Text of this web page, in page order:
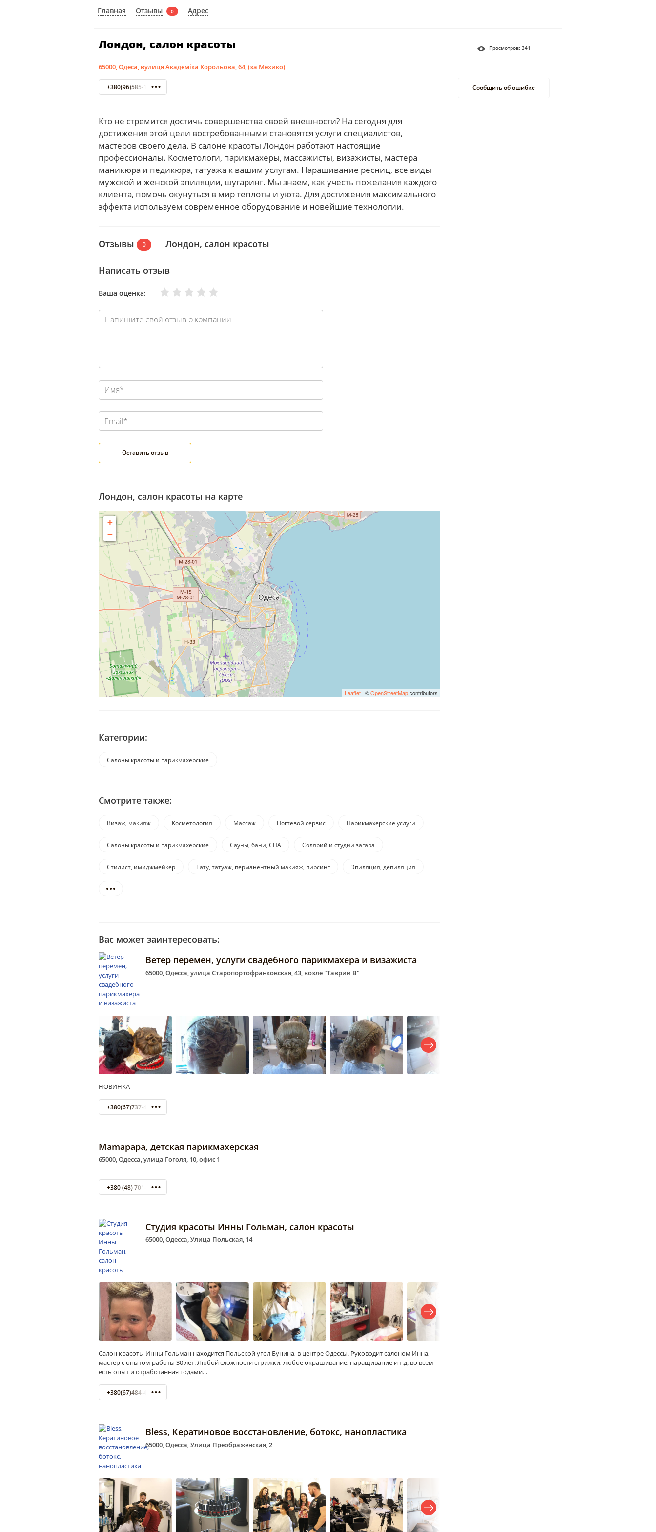
Главная Отзывы 0 Адрес
Лондон, салон красоты
65000, Одеса, вулиця Академіка Корольова, 64, (за Мехико)
+380(96)585-14-25
Кто не стремится достичь совершенства своей внешности? На сегодня для
достижения этой цели востребованными становятся услуги специалистов,
мастеров своего дела. В салоне красоты Лондон работают настоящие
профессионалы. Косметологи, парикмахеры, массажисты, визажисты, мастера
маникюра и педикюра, татуажа к вашим услугам. Наращивание ресниц, все виды
мужской и женской эпиляции, шугаринг. Мы знаем, как учесть пожелания каждого
клиента, помочь окунуться в мир теплоты и уюта. Для достижения максимального
эффекта используем современное оборудование и новейшие технологии.
Отзывы 0 Лондон, салон красоты
Написать отзыв
Ваша оценка: Отлично
Хорошо
Нормально
Плохо
Очень плохо
Лондон, салон красоты на карте
+
−
Leaflet | ©OpenStreetMapcontributors
Категории:
Салоны красоты и парикмахерские
Смотрите также:
Визаж, макияж Косметология Массаж Ногтевой сервис Парикмахерские услуги
Салоны красоты и парикмахерские Сауны, бани, СПА Солярий и студии загара
Стилист, имиджмейкер Тату, татуаж, перманентный макияж, пирсинг Эпиляция, депиляция
Вас может заинтересовать:
Ветер перемен, услуги свадебного парикмахера и визажиста
65000, Одесса, улица Старопортофранковская, 43, возле "Таврии В"
НОВИНКА
+380(67)737-48-91
Mamapapa, детская парикмахерская
65000, Одесса, улица Гоголя, 10, офис 1
+380 (48) 701-28-89
Студия красоты Инны Гольман, салон красоты
65000, Одесса, Улица Польская, 14
Салон красоты Инны Гольман находится Польской угол Бунина, в центре Одессы. Руководит салоном Инна,
мастер с опытом работы 30 лет. Любой сложности стрижки, любое окрашивание, наращивание и т.д. во всем
есть опыт и отработанная годами…
+380(67)484-47-00
Bless, Кератиновое восстановление, ботокс, нанопластика
65000, Одесса, Улица Преображенская, 2
Просмотров: 341
Сообщить об ошибке